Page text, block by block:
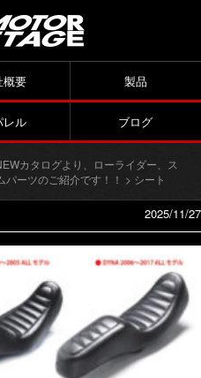
概要 製品
レル ブログ
カタログより、ローライダー、ス
パーツのご紹介です！！ > シート
2025/11/27